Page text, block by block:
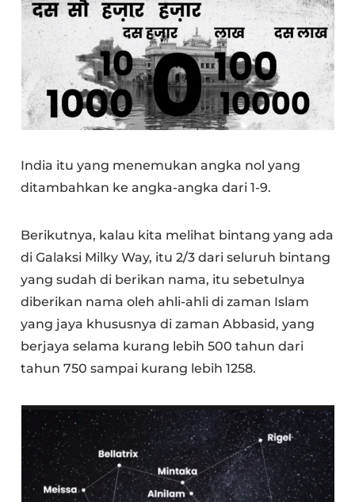
India itu yang menemukan angka nol yang
ditambahkan ke angka-angka dari 1-9.
Berikutnya, kalau kita melihat bintang yang ada
di Galaksi Milky Way, itu 2/3 dari seluruh bintang
yang sudah di berikan nama, itu sebetulnya
diberikan nama oleh ahli-ahli di zaman Islam
yang jaya khususnya di zaman Abbasid, yang
berjaya selama kurang lebih 500 tahun dari
tahun 750 sampai kurang lebih 1258.